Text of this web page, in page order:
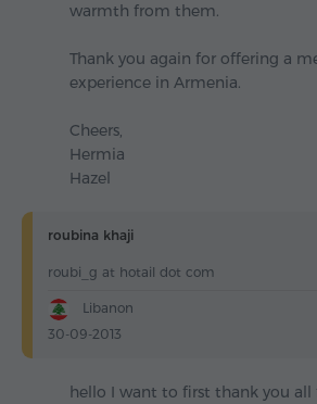
warmth from them.
Thank you again for offering a
experience in Armenia.
Cheers,
Hermia
Hazel
roubina khaji
roubi_g at hotail dot com
Libanon
30-09-2013
hello I want to first thank you all